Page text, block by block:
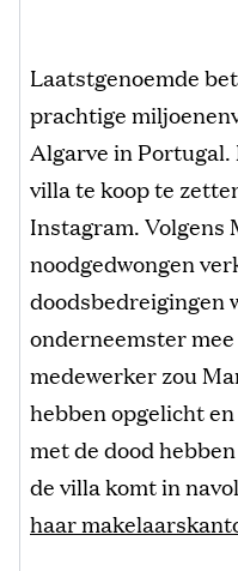
Laatstgenoemde
prachtige
Algarve in Portugal.
villa te koop te
Instagram. Volgens
noodgedwongen
doodsbedreigingen
onderneemster
medewerker zou
hebben opgelicht
met de dood
de villa komt in
haar